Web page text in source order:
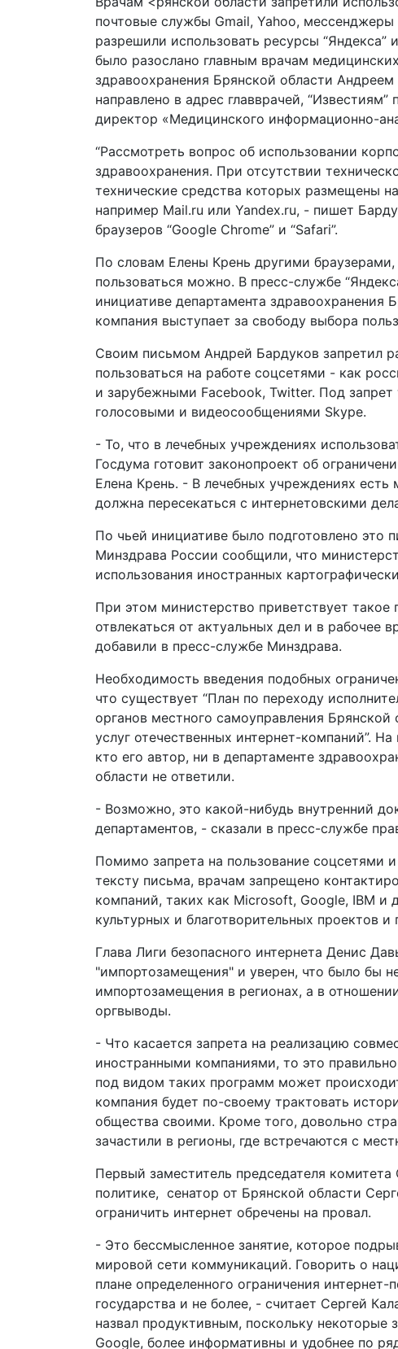
почтовые службы Gmail, Yahoo, мессенджеры
разрешили использовать ресурсы
было разослано главным врачам
здравоохранения Брянской области
направлено в адрес главврачей,
директор «Медицинского информационно-
“Рассмотреть вопрос об использовании
здравоохранения. При отсутствии
технические средства которых размещены
например Mail.ru или Yandex.ru, - пишет
браузеров “Google Chrome” и “Safari”.
По словам Елены Крень другими
пользоваться можно. В пресс-службе
инициативе департамента здравоохранения
компания выступает за свободу выбора
Своим письмом Андрей Бардуков запретил
пользоваться на работе соцсетями - как
и зарубежными Facebook, Twitter. Под
голосовыми и видеосообщениями Skype.
- То, что в лечебных учреждениях
Госдума готовит законопроект об
Елена Крень. - В лечебных учреждениях
должна пересекаться с интернетовскими
По чьей инициативе было подготовлено это
Минздрава России сообщили, что
использования иностранных
При этом министерство приветствует такое
отвлекаться от актуальных дел и в рабочее
добавили в пресс-службе Минздрава.
Необходимость введения подобных
что существует “План по переходу
органов местного самоуправления
услуг отечественных интернет-компаний”.
кто его автор, ни в департаменте
области не ответили.
- Возможно, это какой-нибудь внутренний
департаментов, - сказали в пресс-службе
Помимо запрета на пользование соцсетями
тексту письма, врачам запрещено
компаний, таких как Microsoft, Google, IBM и
культурных и благотворительных проектов и
Глава Лиги безопасного интернета Денис
"импортозамещения" и уверен, что было бы
импортозамещения в регионах, а в
оргвыводы.
- Что касается запрета на реализацию
иностранными компаниями, то это
под видом таких программ может
компания будет по-своему трактовать
общества своими. Кроме того, довольно
зачастили в регионы, где встречаются с
Первый заместитель председателя
политике, сенатор от Брянской области
ограничить интернет обречены на провал.
- Это бессмысленное занятие, которое
мировой сети коммуникаций. Говорить о
плане определенного ограничения
государства и не более, - считает Сергей
назвал продуктивным, поскольку
Google, более информативны и удобнее по